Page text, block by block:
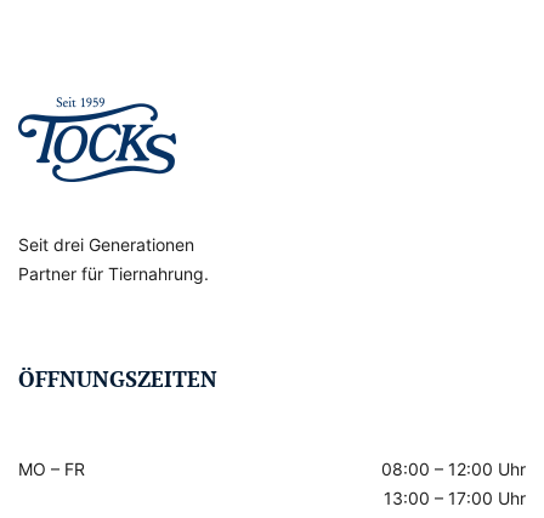
Seit drei Generationen
Partner für Tiernahrung.
ÖFFNUNGSZEITEN
MO – FR
08:00 – 12:00 Uhr
13:00 – 17:00 Uhr